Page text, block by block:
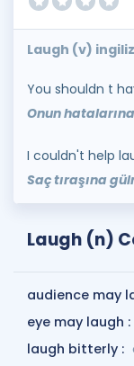
Laugh (v)
You shouldn t
Onun
I couldn't help
Saç tıraşına
Laugh (n)
audience may
eye may laugh :
laugh bitterly :